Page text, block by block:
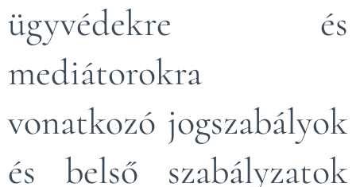
ügyvédekre és
mediátorokra
vonatkozó jogszabályok
és belső szabályzatok